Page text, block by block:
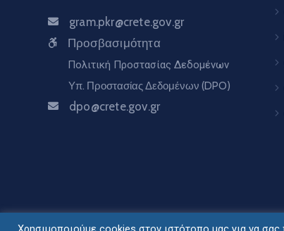
gram.pkr@crete.gov.gr
Προσβασιμότητα
Πολιτική Προστασίας Δεδομένων
Υπ. Προστασίας Δεδομένων (DPO)
dpo@crete.gov.gr